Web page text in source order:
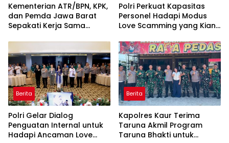
Kementerian ATR/BPN, KPK,
dan Pemda Jawa Barat
Sepakati Kerja Sama
Korupsi serta Penguatan
Ekonomi Daerah
Polri Perkuat Kapasitas
Personel Hadapi Modus
Love Scamming yang Kian
Berita
Polri Gelar Dialog
Penguatan Internal untuk
Hadapi Ancaman Love
Berita
Kapolres Kaur Terima
Taruna Akmil Program
Taruna Bhakti untuk